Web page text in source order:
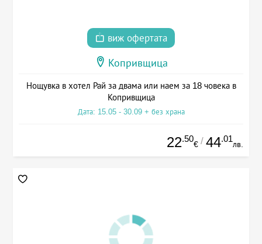
виж офертата
Копривщица
Нощувка в хотел Рай за двама или наем за 18 човека в
Копривщица
Дата: 15.05 - 30.09 + без храна
22.50
€ / 44.01
лв.